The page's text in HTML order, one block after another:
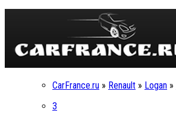
CarFrance.ru » Renault » Logan »
3